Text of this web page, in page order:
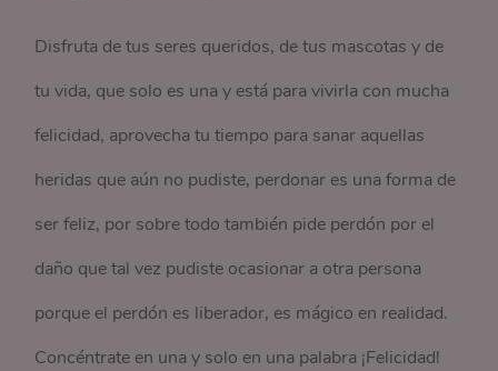
Disfruta de tus seres queridos, de tus mascotas y de
tu vida, que solo es una y está para vivirla con mucha
felicidad, aprovecha tu tiempo para sanar aquellas
heridas que aún no pudiste, perdonar es una forma de
ser feliz, por sobre todo también pide perdón por el
daño que tal vez pudiste ocasionar a otra persona
porque el perdón es liberador, es mágico en realidad.
Concéntrate en una y solo en una palabra ¡Felicidad!